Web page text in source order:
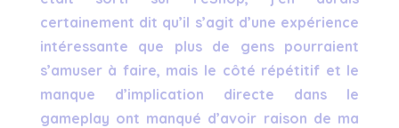
certainement dit qu’il s’agit d’une expérience
intéressante que plus de gens pourraient
s’amuser à faire, mais le côté répétitif et le
manque d’implication directe dans le
gameplay ont manqué d’avoir raison de ma